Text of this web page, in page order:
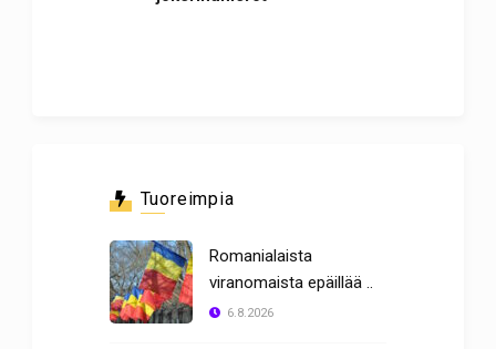
Tuoreimpia
Romanialaista
viranomaista epäillää ..
6.8.2026